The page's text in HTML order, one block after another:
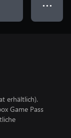
● ● ●
erhältlich).
Game Pass